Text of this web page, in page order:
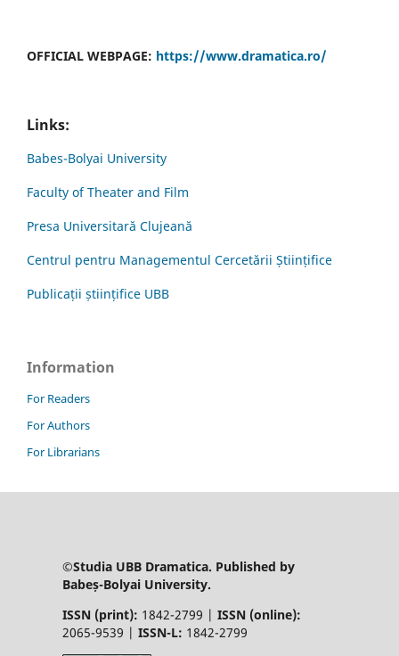
OFFICIAL WEBPAGE: https://www.dramatica.ro/
Links:
Babes-Bolyai University
Faculty of Theater and Film
Presa Universitară Clujeană
Centrul pentru Managementul Cercetării Științifice
Publicații științifice UBB
Information
For Readers
For Authors
For Librarians
©Studia UBB Dramatica. Published by
Babeș-Bolyai University.
ISSN (print): 1842-2799 | ISSN (online):
2065-9539 | ISSN-L: 1842-2799